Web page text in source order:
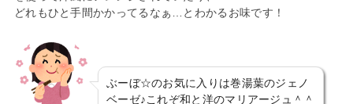
どれもひと手間かかってるなぁ…とわかるお味です！
ぶーぼ☆のお気に入りは巻湯葉のジェノ
ベーゼ♪これぞ和と洋のマリアージュ＾＾